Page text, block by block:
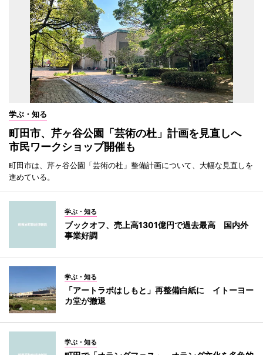
学ぶ・知る
町田市、芹ヶ谷公園「芸術の杜」計画を見直しへ
市民ワークショップ開催も
町田市は、芹ヶ谷公園「芸術の杜」整備計画について、大幅な見直しを
進めている。
学ぶ・知る
ブックオフ、売上高1301億円で過去最高 国内外
事業好調
学ぶ・知る
「アートラボはしもと」再整備白紙に イトーヨー
カ堂が撤退
学ぶ・知る